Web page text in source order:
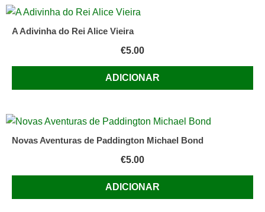
A Adivinha do Rei Alice Vieira
€5.00
ADICIONAR
Novas Aventuras de Paddington Michael Bond
€5.00
ADICIONAR